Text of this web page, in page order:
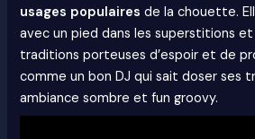
usages populaires de la chouette.
avec un pied dans les superstitions et
traditions porteuses d’espoir et de
comme un bon DJ qui sait doser ses
ambiance sombre et fun groovy.